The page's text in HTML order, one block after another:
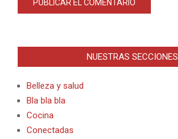
NUESTRAS SECCIONES
Belleza y salud
Bla bla bla
Cocina
Conectadas